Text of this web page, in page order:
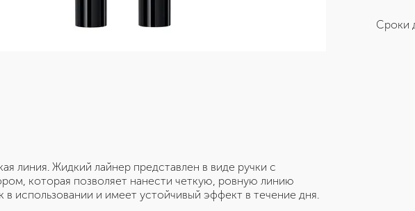
Сроки
линия. Жидкий лайнер представлен в виде ручки с
которая позволяет нанести четкую, ровную линию
использовании и имеет устойчивый эффект в течение дня.